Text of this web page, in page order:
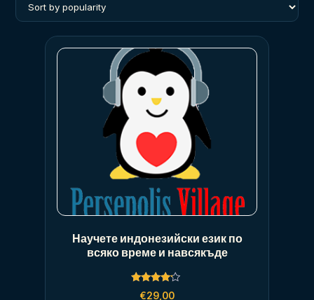
Научете индонезийски език по
всяко време и навсякъде
Rated
€29,00